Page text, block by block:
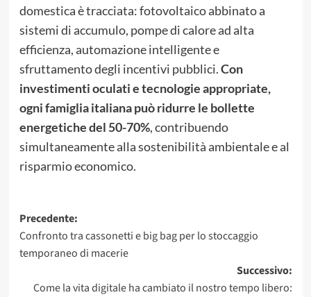
domestica è tracciata: fotovoltaico abbinato a
sistemi di accumulo, pompe di calore ad alta
efficienza, automazione intelligente e
sfruttamento degli incentivi pubblici.Con
investimenti oculati e tecnologie appropriate,
ogni famiglia italiana può ridurre le bollette
energetiche del 50-70%, contribuendo
simultaneamente alla sostenibilità ambientale e al
risparmio economico.
Navigazione
articolo
Precedente:
Confronto tra cassonetti e big bag per lo stoccaggio
temporaneo di macerie
Successivo:
Come la vita digitale ha cambiato il nostro tempo libero: